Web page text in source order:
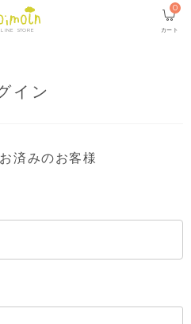
STORE カート
0
イン
済みのお客様